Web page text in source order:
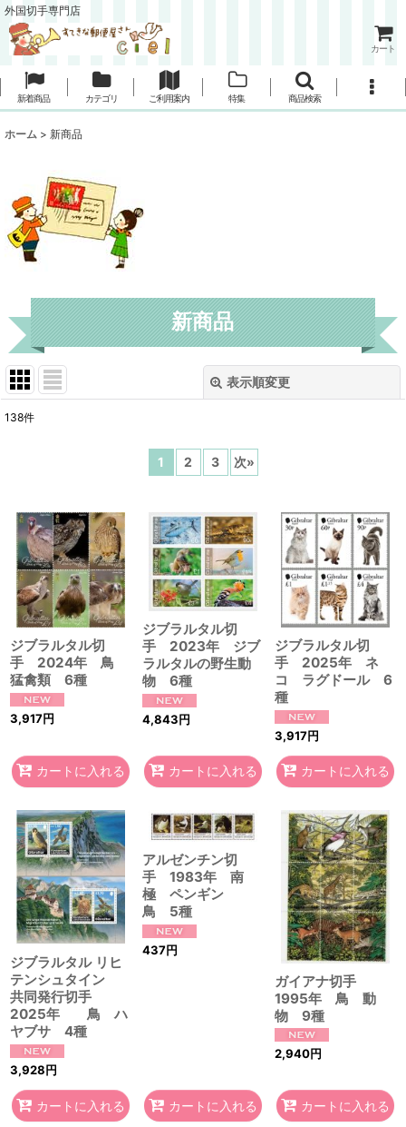
外国切手専門店
カート
新着商品 カテゴリ ご利用案内 特集 商品検索
ホーム > 新商品
新商品
表示順変更
並び順:
絞り込む
138件
1 2 3 次»
ジブラルタル切
手 2024年 鳥
猛禽類 6種
3,917円
カートに入れる
ジブラルタル切
手 2023年 ジブ
ラルタルの野生動
物 6種
4,843円
カートに入れる
ジブラルタル切
手 2025年 ネ
コ ラグドール 6
種
3,917円
カートに入れる
ジブラルタル リヒ
テンシュタイン
共同発行切手
2025年 鳥 ハ
ヤブサ 4種
3,928円
カートに入れる
アルゼンチン切
手 1983年 南
極 ペンギン
鳥 5種
437円
カートに入れる
ガイアナ切手
1995年 鳥 動
物 9種
2,940円
カートに入れる